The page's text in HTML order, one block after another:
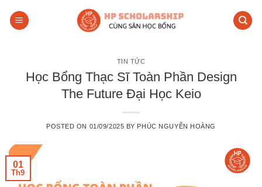
TIN TỨC
Học Bổng Thạc Sĩ Toàn Phần Design
The Future Đại Học Keio
POSTED ON 01/09/2025 BY PHÚC NGUYỄN HOÀNG
01
Th9